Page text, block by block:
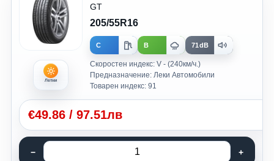
Летни
GT
205/55R16
C B 71dB
Скоростен индекс: V - (240км/ч.)
Предназначение: Леки Автомобили
Товарен индекс: 91
€49.86 / 97.51лв